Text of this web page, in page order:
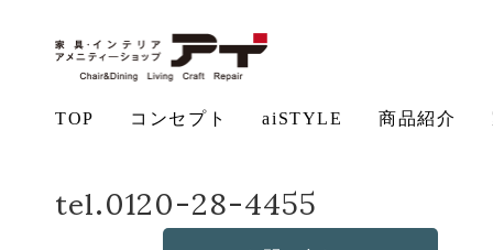
TOP コンセプト
無垢
お手入れ 保証につ
aiSTYLE
コー
商品紹介
テー
ソフ
ベッ
ド
デス
ク
作・オリ その他の
tel.0120-28-4455